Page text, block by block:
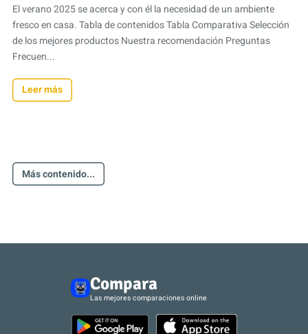
El verano 2025 se acerca y con él la necesidad de un ambiente
fresco en casa. Tabla de contenidos Tabla Comparativa Selección
de los mejores productos Nuestra recomendación Preguntas
Frecuen...
Leer más
Más contenido...
Compara
Las mejores comparaciones online